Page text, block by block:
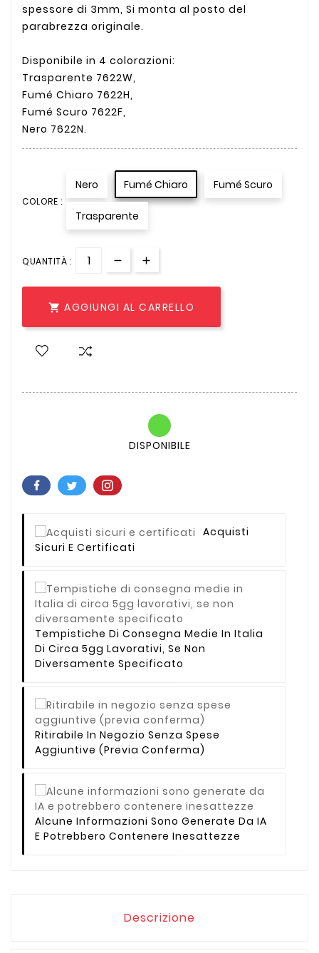
spessore di 3mm, Si monta al posto del
parabrezza originale.
Disponibile in 4 colorazioni:
Trasparente 7622W,
Fumé Chiaro 7622H,
Fumé Scuro 7622F,
Nero 7622N.
COLORE :
Nero Fumé Chiaro Fumé Scuro
Trasparente
QUANTITÀ :
 AGGIUNGI AL CARRELLO
DISPONIBILE
Acquisti
Sicuri E Certificati
Tempistiche Di Consegna Medie In Italia
Di Circa 5gg Lavorativi, Se Non
Diversamente Specificato
Ritirabile In Negozio Senza Spese
Aggiuntive (previa Conferma)
Alcune Informazioni Sono Generate Da IA
E Potrebbero Contenere Inesattezze
Descrizione